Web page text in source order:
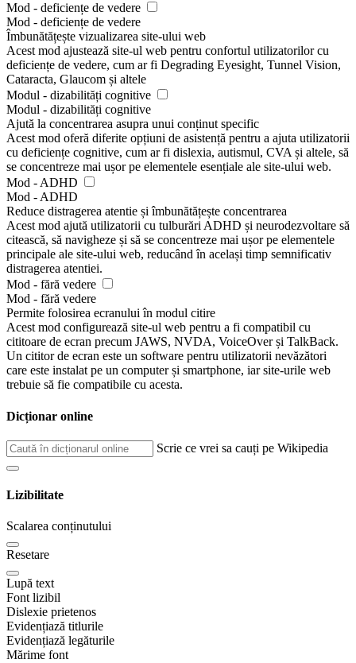
Mod - deficiențe de vedere
Mod - deficiențe de vedere
Îmbunătățește vizualizarea site-ului web
Acest mod ajustează site-ul web pentru confortul utilizatorilor cu
deficiențe de vedere, cum ar fi Degrading Eyesight, Tunnel Vision,
Cataracta, Glaucom și altele
Modul - dizabilități cognitive
Modul - dizabilități cognitive
Ajută la concentrarea asupra unui conținut specific
Acest mod oferă diferite opțiuni de asistență pentru a ajuta utilizatorii
cu deficiențe cognitive, cum ar fi dislexia, autismul, CVA și altele, să
se concentreze mai ușor pe elementele esențiale ale site-ului web.
Mod - ADHD
Mod - ADHD
Reduce distragerea atentie și îmbunătățește concentrarea
Acest mod ajută utilizatorii cu tulburări ADHD și neurodezvoltare să
citească, să navigheze și să se concentreze mai ușor pe elementele
principale ale site-ului web, reducând în același timp semnificativ
distragerea atentiei.
Mod - fără vedere
Mod - fără vedere
Permite folosirea ecranului în modul citire
Acest mod configurează site-ul web pentru a fi compatibil cu
cititoare de ecran precum JAWS, NVDA, VoiceOver și TalkBack.
Un cititor de ecran este un software pentru utilizatorii nevăzători
care este instalat pe un computer și smartphone, iar site-urile web
trebuie să fie compatibile cu acesta.
Dicționar online
Scrie ce vrei sa cauți pe Wikipedia
Lizibilitate
Scalarea conținutului
Resetare
Lupă text
Font lizibil
Dislexie prietenos
Evidențiază titlurile
Evidențiază legăturile
Mărime font